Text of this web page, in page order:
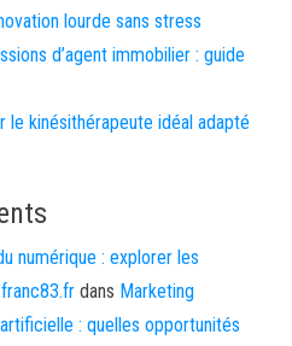
lourde sans stress
d’agent immobilier : guide
le kinésithérapeute idéal adapté
numérique : explorer les
dans Marketing
: quelles opportunités